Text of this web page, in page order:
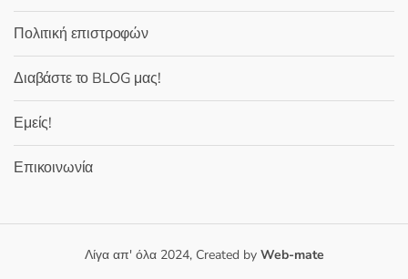
Πολιτική επιστροφών
Διαβάστε το BLOG μας!
Εμείς!
Επικοινωνία
Λίγα απ' όλα 2024, Created by Web-mate